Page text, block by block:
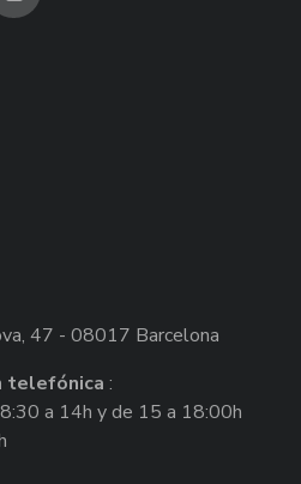
47 - 08017 Barcelona
telefónica :
a 14h y de 15 a 18:00h